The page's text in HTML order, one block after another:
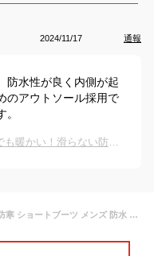
2024/11/17 通報
防水性が良く内側が起
のアウトソール採用で
メンズ向けスノーブーツ｜冬の通勤でも暖かい！滑らない防水ビジネスシューズのおすすめは？
スノーブーツ 裏起毛 防寒 ショートブーツ メンズ 防水 雪靴 ブーツ ビジネスシューズ 短靴 カジュアル 滑り止め ウォーキング 秋冬 おしゃれ